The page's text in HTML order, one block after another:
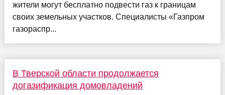
жители могут бесплатно подвести газ к границам
своих земельных участков. Специалисты «Газпром
газораспр...
В Тверской области продолжается
догазификация домовладений